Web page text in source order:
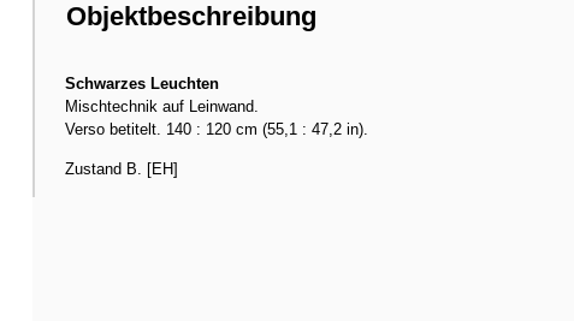
Objektbeschreibung
Schwarzes Leuchten
Mischtechnik auf Leinwand.
Verso betitelt. 140 : 120 cm (55,1 : 47,2 in).
Zustand B. [EH]